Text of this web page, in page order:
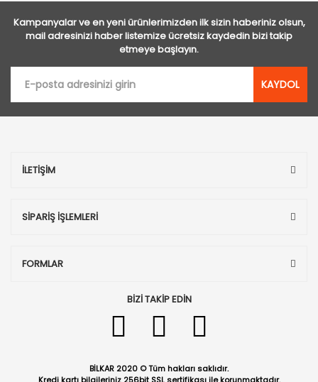
Kampanyalar ve en yeni ürünlerimizden ilk sizin haberiniz olsun,
mail adresinizi haber listemize ücretsiz kaydedin bizi takip
etmeye başlayın.
KAYDOL
İLETİŞİM
SİPARİŞ İŞLEMLERİ
FORMLAR
BİZİ TAKİP EDİN
BİLKAR 2020 © Tüm hakları saklıdır.